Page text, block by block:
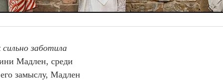
заботила
Мадлен, среди
замыслу, Мадлен